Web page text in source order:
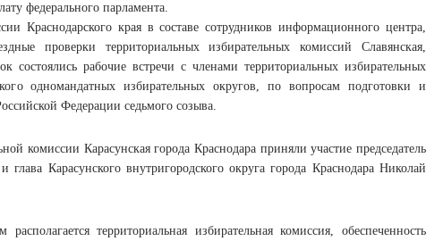
федерального парламента.
Краснодарского края в составе сотрудников информационного центра,
проверки территориальных избирательных комиссий Славянская,
состоялись рабочие встречи с членами территориальных избирательных
одномандатных избирательных округов, по вопросам подготовки и
Федерации седьмого созыва.
комиссии Карасунская города Краснодара приняли участие председатель
Карасунского внутригородского округа города Краснодара Николай
территориальная избирательная комиссия, обеспеченность